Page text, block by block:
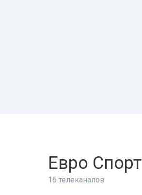
Евро Спорт
16 телеканалов